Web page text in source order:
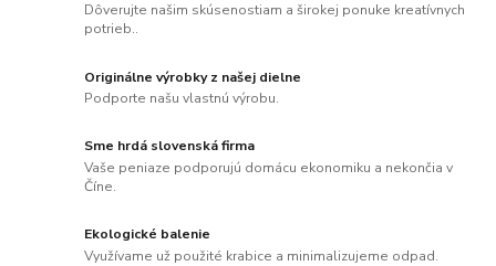
Dôverujte našim skúsenostiam a širokej ponuke kreatívnych
potrieb..
Originálne výrobky z našej dielne
Podporte našu vlastnú výrobu.
Sme hrdá slovenská firma
Vaše peniaze podporujú domácu ekonomiku a nekončia v
Číne.
Ekologické balenie
Využívame už použité krabice a minimalizujeme odpad.